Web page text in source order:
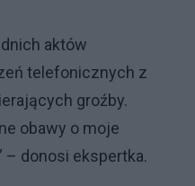
aktów
telefonicznych z
groźby.
obawy o moje
donosi ekspertka.